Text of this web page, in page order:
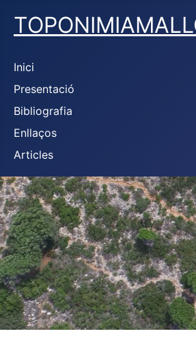
Inici
Presentació
Bibliografia
Enllaços
Articles